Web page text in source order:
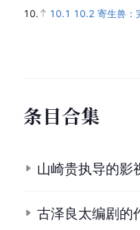
10.
10.1 10.2 寄生兽：
条目合集
山崎贵执导的影
古泽良太编剧的